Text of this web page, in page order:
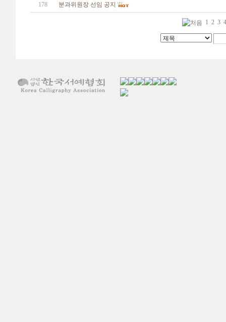
178 분과위원장 선임 공지
1 2 3 4